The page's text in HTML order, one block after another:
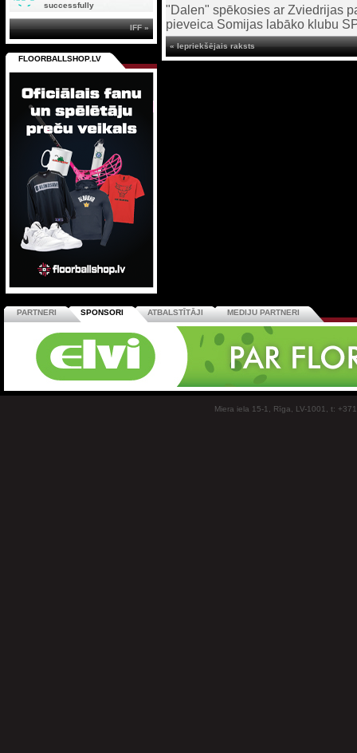
"Dalen" spēkosies ar Zviedrijas
pieveica Somijas labāko klubu
« Iepriekšējais raksts
successfully
IFF »
FLOORBALLSHOP.LV
PARTNERI SPONSORI ATBALSTĪTĀJI MEDIJU PARTNERI
Miera iela 15-1, Rīga, LV-1001, t: